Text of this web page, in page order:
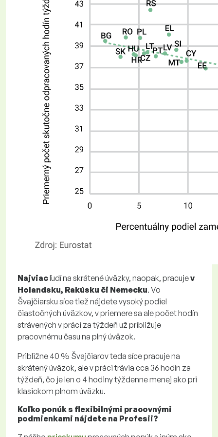
Najviacľudí na skrátené úväzky, naopak, pracujev
Holandsku, Rakúsku či Nemecku. Vo
Švajčiarsku síce tiež nájdete vysoký podiel
čiastočných úväzkov, v priemere sa ale počet hodín
strávených v práci za týždeň už približuje
pracovnému času na plný úväzok.
Približne 40 % Švajčiarov teda síce pracuje na
skrátený úväzok, ale v práci trávia cca 36 hodín za
týždeň, čo je len o 4 hodiny týždenne menej ako pri
klasickom plnom úväzku.
Koľko ponúk s flexibilnými pracovnými
podmienkami nájdete na Profesii?